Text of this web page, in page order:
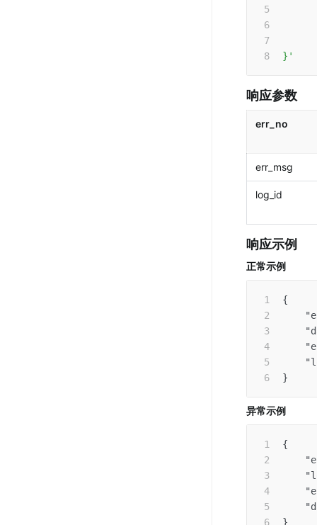
}'
响应参数
err_no
err_msg
log_id
响应示例
正常示例
{
}
异常示例
{
}